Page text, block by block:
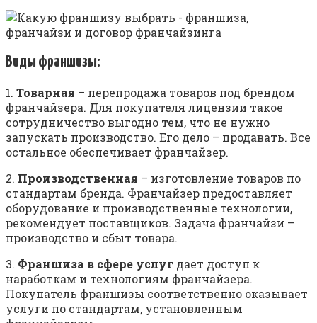
Виды франшизы:
1. Товарная – перепродажа товаров под брендом
франчайзера. Для покупателя лицензии такое
сотрудничество выгодно тем, что не нужно
запускать производство. Его дело – продавать. Все
остальное обеспечивает франчайзер.
2. Производственная – изготовление товаров по
стандартам бренда. Франчайзер предоставляет
оборудование и производственные технологии,
рекомендует поставщиков. Задача франчайзи –
производство и сбыт товара.
3. Франшиза в сфере услуг дает доступ к
наработкам и технологиям франчайзера.
Покупатель франшизы соответственно оказывает
услуги по стандартам, установленным